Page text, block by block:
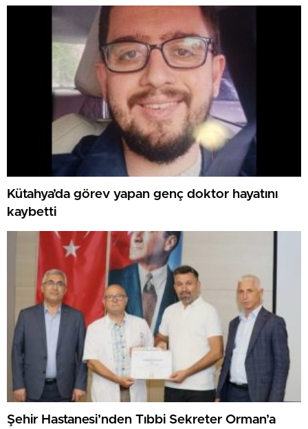
Kütahya’da görev yapan genç doktor hayatını
kaybetti
Şehir Hastanesi’nden Tıbbi Sekreter Orman’a